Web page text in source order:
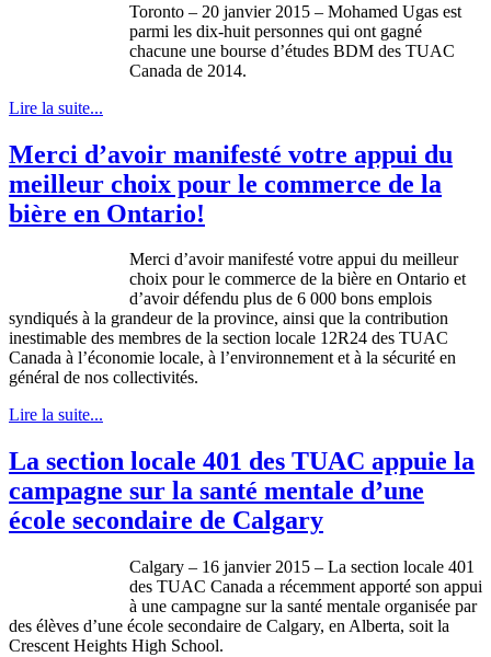
Toronto – 20 janvier 2015 – Mohamed Ugas est
parmi les dix-huit personnes qui ont gagné
chacune une bourse d’études BDM des TUAC
Canada de 2014.
Lire la suite...
Merci d’avoir manifesté votre appui du
meilleur choix pour le commerce de la
bière en Ontario!
Merci d’avoir manifesté votre appui du meilleur
choix pour le commerce de la bière en Ontario et
d’avoir défendu plus de 6 000 bons emplois
syndiqués à la grandeur de la province, ainsi que la contribution
inestimable des membres de la section locale 12R24 des TUAC
Canada à l’économie locale, à l’environnement et à la sécurité en
général de nos collectivités.
Lire la suite...
La section locale 401 des TUAC appuie la
campagne sur la santé mentale d’une
école secondaire de Calgary
Calgary – 16 janvier 2015 – La section locale 401
des TUAC Canada a récemment apporté son appui
à une campagne sur la santé mentale organisée par
des élèves d’une école secondaire de Calgary, en Alberta, soit la
Crescent Heights High School.